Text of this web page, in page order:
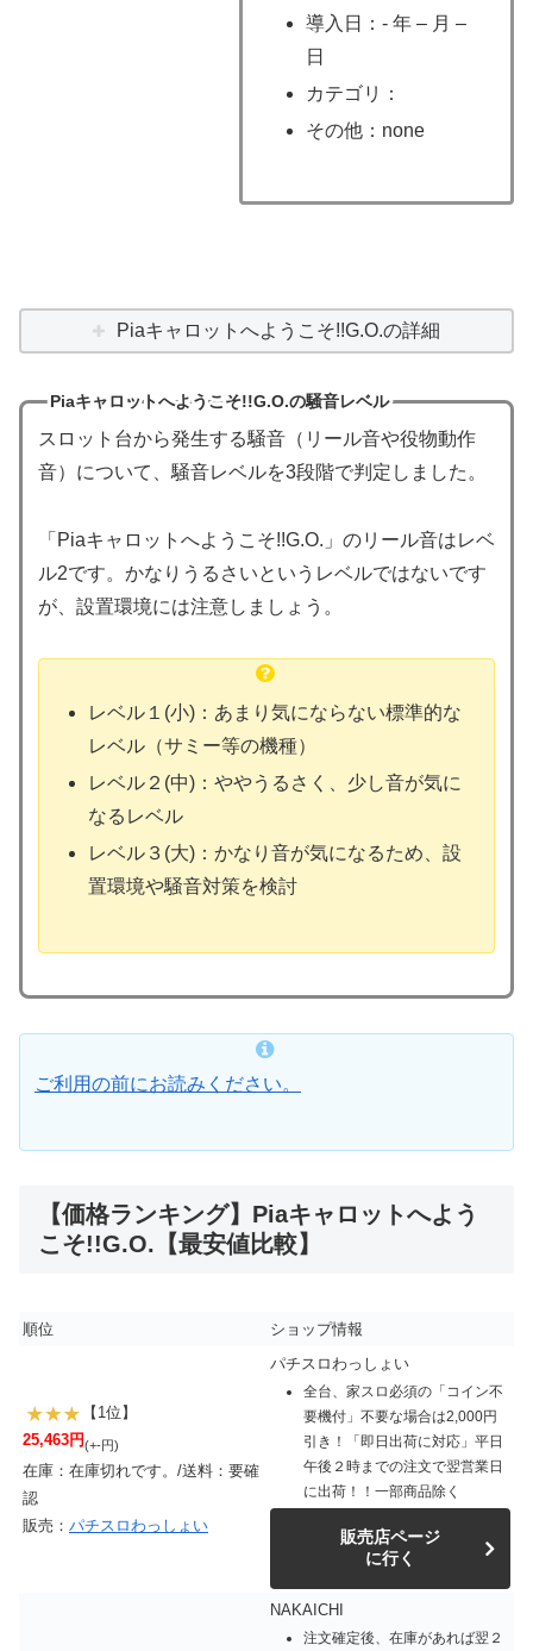
導入日：- 年 – 月 –
日
カテゴリ：
その他：none
Piaキャロットへようこそ!!G.O.の詳細
Piaキャロットへようこそ!!G.O.の騒音レベル
スロット台から発生する騒音（リール音や役物動作
音）について、騒音レベルを3段階で判定しました。
「Piaキャロットへようこそ!!G.O.」のリール音はレベ
ル2です。かなりうるさいというレベルではないです
が、設置環境には注意しましょう。
レベル１(小)：あまり気にならない標準的な
レベル（サミー等の機種）
レベル２(中)：ややうるさく、少し音が気に
なるレベル
レベル３(大)：かなり音が気になるため、設
置環境や騒音対策を検討
ご利用の前にお読みください。
【価格ランキング】Piaキャロットへよう
こそ!!G.O.【最安値比較】
順位 ショップ情報
【1位】
25,463円(+-円)
在庫：在庫切れです。/送料：要確
認
販売： パチスロわっしょい
パチスロわっしょい
全台、家スロ必須の「コイン不
要機付」不要な場合は2,000円
引き！「即日出荷に対応」平日
午後２時までの注文で翌営業日
に出荷！！一部商品除く
販売店ページ
に行く
NAKAICHI
注文確定後、在庫があれば翌２